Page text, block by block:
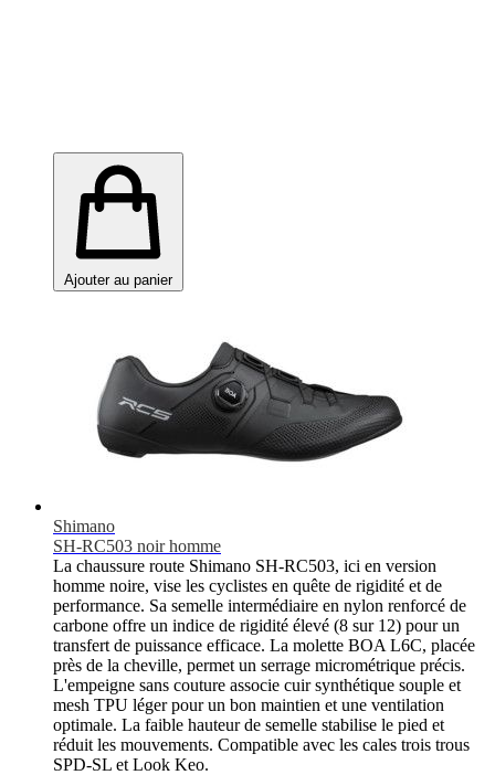
Ajouter au panier
Shimano
SH-RC503 noir homme
La chaussure route Shimano SH-RC503, ici en version
homme noire, vise les cyclistes en quête de rigidité et de
performance. Sa semelle intermédiaire en nylon renforcé de
carbone offre un indice de rigidité élevé (8 sur 12) pour un
transfert de puissance efficace. La molette BOA L6C, placée
près de la cheville, permet un serrage micrométrique précis.
L'empeigne sans couture associe cuir synthétique souple et
mesh TPU léger pour un bon maintien et une ventilation
optimale. La faible hauteur de semelle stabilise le pied et
réduit les mouvements. Compatible avec les cales trois trous
SPD-SL et Look Keo.